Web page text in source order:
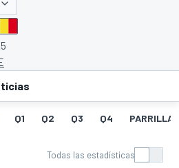
Q1 Q2 Q3 Q4 PARRILLA
Todas las estadísticas